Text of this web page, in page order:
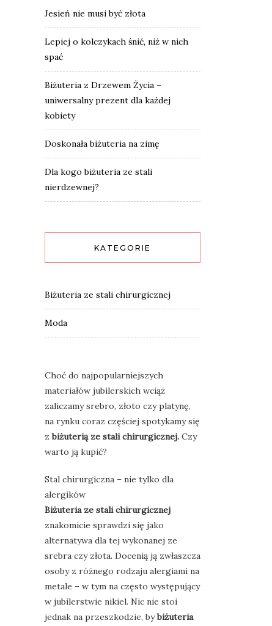
Jesień nie musi być złota
Lepiej o kolczykach śnić, niż w nich
spać
Biżuteria z Drzewem Życia –
uniwersalny prezent dla każdej
kobiety
Doskonała biżuteria na zimę
Dla kogo biżuteria ze stali
nierdzewnej?
KATEGORIE
Biżuteria ze stali chirurgicznej
Moda
Choć do najpopularniejszych
materiałów jubilerskich wciąż
zaliczamy srebro, złoto czy platynę,
na rynku coraz częściej spotykamy się
zbiżuterią ze stali chirurgicznej. Czy
warto ją kupić?
Stal chirurgiczna – nie tylko dla
alergików
Biżuteria ze stali chirurgicznej
znakomicie sprawdzi się jako
alternatywa dla tej wykonanej ze
srebra czy złota. Docenią ją zwłaszcza
osoby z różnego rodzaju alergiami na
metale – w tym na często występujący
w jubilerstwie nikiel. Nic nie stoi
jednak na przeszkodzie, bybiżuteria